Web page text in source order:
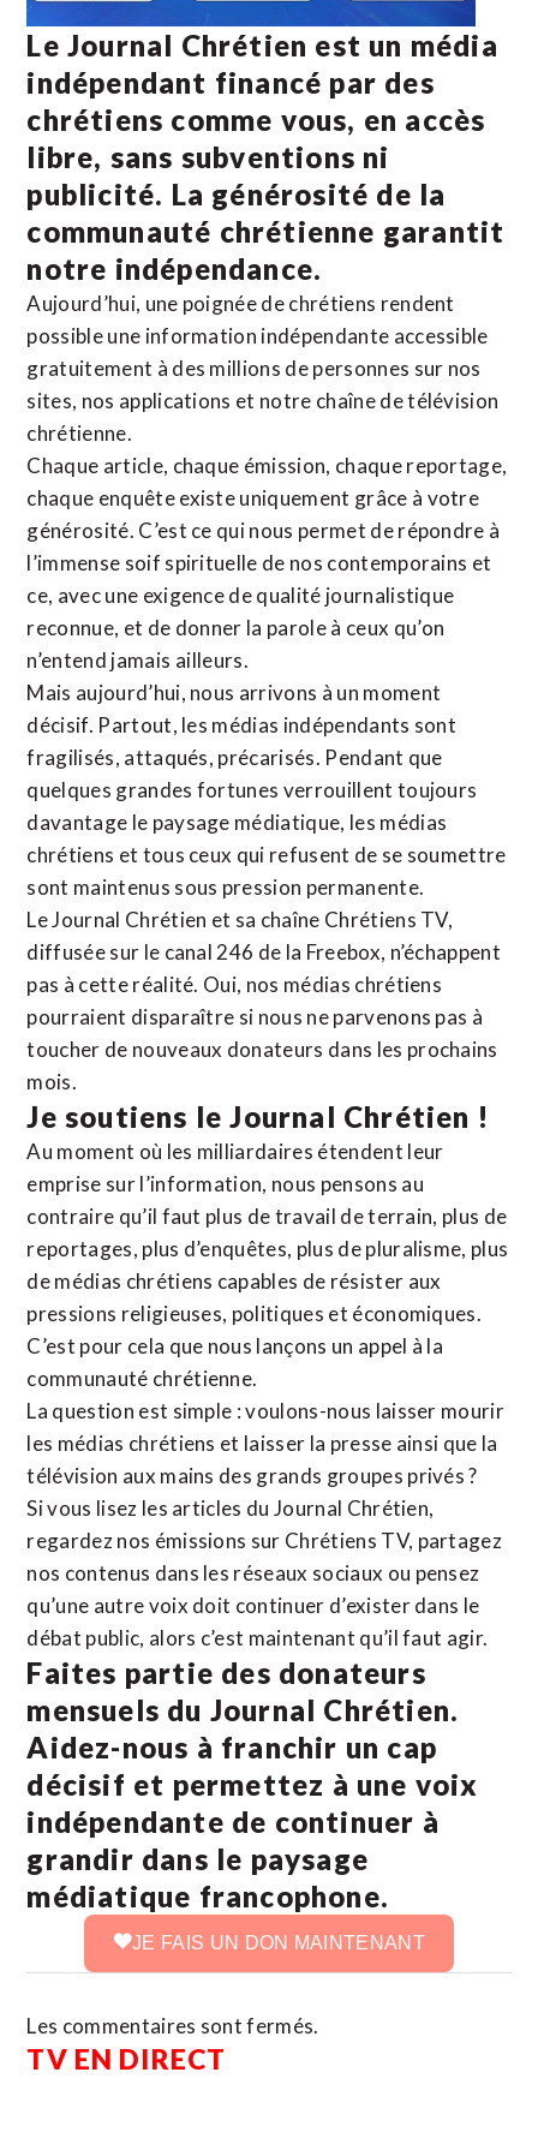
Le Journal Chrétien est un média
indépendant financé par des
chrétiens comme vous, en accès
libre, sans subventions ni
publicité. La générosité de la
communauté chrétienne garantit
notre indépendance.
Aujourd’hui, une poignée de chrétiens rendent
possible une information indépendante accessible
gratuitement à des millions de personnes sur nos
sites, nos applications et notre chaîne de télévision
chrétienne.
Chaque article, chaque émission, chaque reportage,
chaque enquête existe uniquement grâce à votre
générosité. C’est ce qui nous permet de répondre à
l’immense soif spirituelle de nos contemporains et
ce, avec une exigence de qualité journalistique
reconnue, et de donner la parole à ceux qu’on
n’entend jamais ailleurs.
Mais aujourd’hui, nous arrivons à un moment
décisif. Partout, les médias indépendants sont
fragilisés, attaqués, précarisés. Pendant que
quelques grandes fortunes verrouillent toujours
davantage le paysage médiatique, les médias
chrétiens et tous ceux qui refusent de se soumettre
sont maintenus sous pression permanente.
Le Journal Chrétien et sa chaîne Chrétiens TV,
diffusée sur le canal 246 de la Freebox, n’échappent
pas à cette réalité. Oui, nos médias chrétiens
pourraient disparaître si nous ne parvenons pas à
toucher de nouveaux donateurs dans les prochains
mois.
Je soutiens le Journal Chrétien !
Au moment où les milliardaires étendent leur
emprise sur l’information, nous pensons au
contraire qu’il faut plus de travail de terrain, plus de
reportages, plus d’enquêtes, plus de pluralisme, plus
de médias chrétiens capables de résister aux
pressions religieuses, politiques et économiques.
C’est pour cela que nous lançons un appel à la
communauté chrétienne.
La question est simple : voulons-nous laisser mourir
les médias chrétiens et laisser la presse ainsi que la
télévision aux mains des grands groupes privés ?
Si vous lisez les articles du Journal Chrétien,
regardez nos émissions sur Chrétiens TV, partagez
nos contenus dans les réseaux sociaux ou pensez
qu’une autre voix doit continuer d’exister dans le
débat public, alors c’est maintenant qu’il faut agir.
Faites partie des donateurs
mensuels du Journal Chrétien.
Aidez-nous à franchir un cap
décisif et permettez à une voix
indépendante de continuer à
grandir dans le paysage
médiatique francophone.
JE FAIS UN DON MAINTENANT
Les commentaires sont fermés.
TV EN DIRECT